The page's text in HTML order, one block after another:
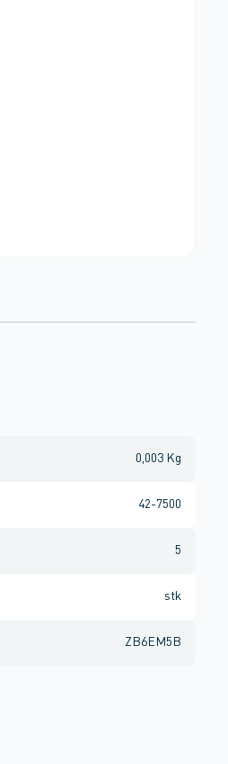
0,003 Kg
42-7500
5
stk
ZB6EM5B